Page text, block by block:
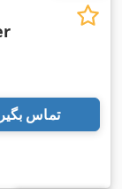
تماس